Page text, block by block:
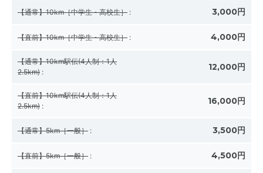
【通常】10km［中学生・高校生］ : 3,000円
【直前】10km［中学生・高校生］ : 4,000円
【通常】10km駅伝(4人制：1人
2.5km) : 12,000円
【直前】10km駅伝(4人制：1人
2.5km) : 16,000円
【通常】5km［一般］ : 3,500円
【直前】5km［一般］ : 4,500円